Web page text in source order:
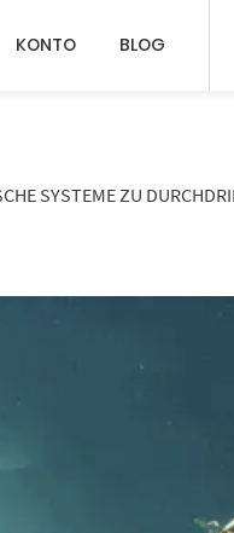
KONTO BLOG
SYSTEME ZU